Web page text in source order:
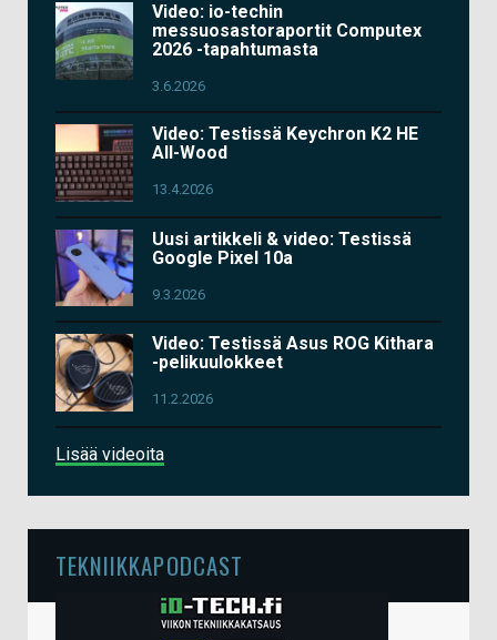
Video: io-techin
messuosastoraportit Computex
2026 -tapahtumasta
3.6.2026
Video: Testissä Keychron K2 HE
All-Wood
13.4.2026
Uusi artikkeli & video: Testissä
Google Pixel 10a
9.3.2026
Video: Testissä Asus ROG Kithara
-pelikuulokkeet
11.2.2026
Lisää videoita
TEKNIIKKAPODCAST